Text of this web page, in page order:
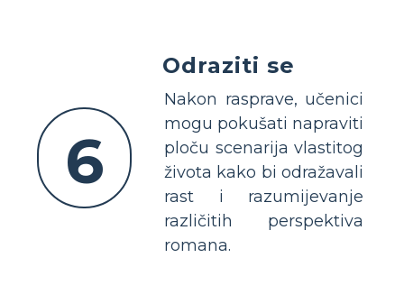
6
Odraziti se
Nakon rasprave, učenici
mogu pokušati napraviti
ploču scenarija vlastitog
života kako bi odražavali
rast i razumijevanje
različitih perspektiva
romana.